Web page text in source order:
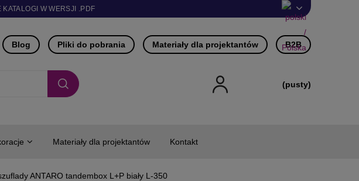
KATALOGI W WERSJI .PDF
Blog Pliki do pobrania Materiały dla projektantów B2B
(pusty)
Materiały dla projektantów Kontakt
ANTARO tandembox L+P biały L-350